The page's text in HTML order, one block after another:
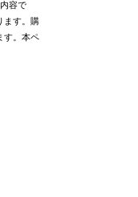
容で
ます。購
す。本ペ